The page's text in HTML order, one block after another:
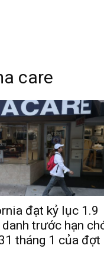
care
đạt kỷ lục 1.9
trước hạn
tháng 1 của đợt